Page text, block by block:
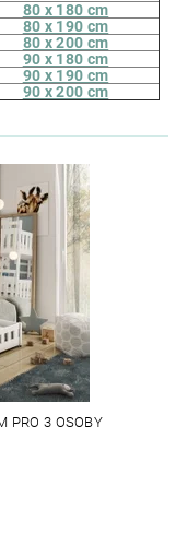
80 x 180 cm
80 x 190 cm
80 x 200 cm
90 x 180 cm
90 x 190 cm
90 x 200 cm
PRO 3 OSOBY